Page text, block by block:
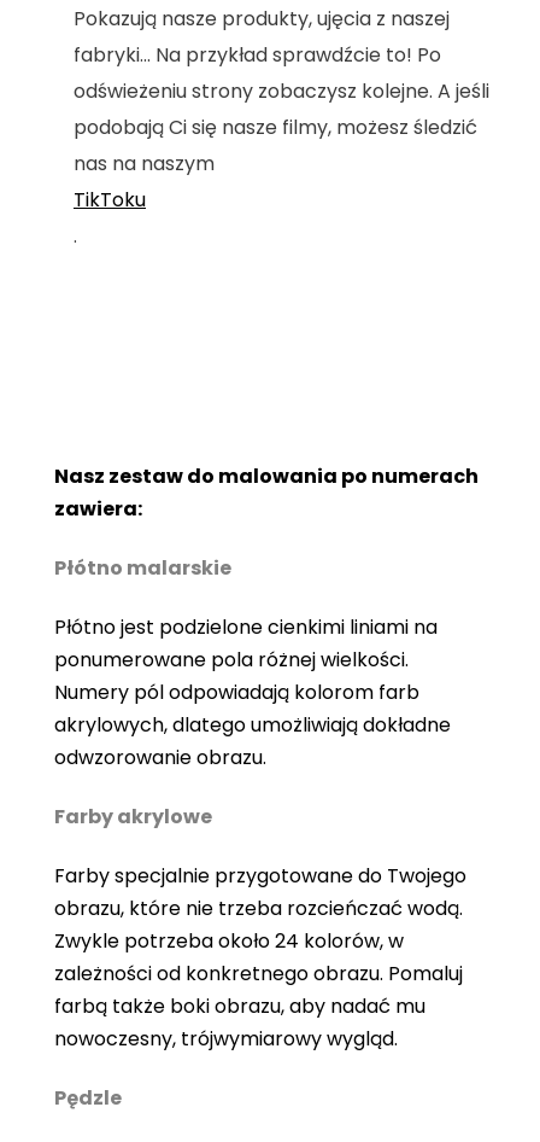
Pokazują nasze produkty, ujęcia z naszej
fabryki... Na przykład sprawdźcie to! Po
odświeżeniu strony zobaczysz kolejne. A jeśli
podobają Ci się nasze filmy, możesz śledzić
nas na naszym
TikToku
.
Nasz zestaw do malowania po numerach
zawiera:
Płótno malarskie
Płótno jest podzielone cienkimi liniami na
ponumerowane pola różnej wielkości.
Numery pól odpowiadają kolorom farb
akrylowych, dlatego umożliwiają dokładne
odwzorowanie obrazu.
Farby akrylowe
Farby specjalnie przygotowane do Twojego
obrazu, które nie trzeba rozcieńczać wodą.
Zwykle potrzeba około 24 kolorów, w
zależności od konkretnego obrazu. Pomaluj
farbą także boki obrazu, aby nadać mu
nowoczesny, trójwymiarowy wygląd.
Pędzle